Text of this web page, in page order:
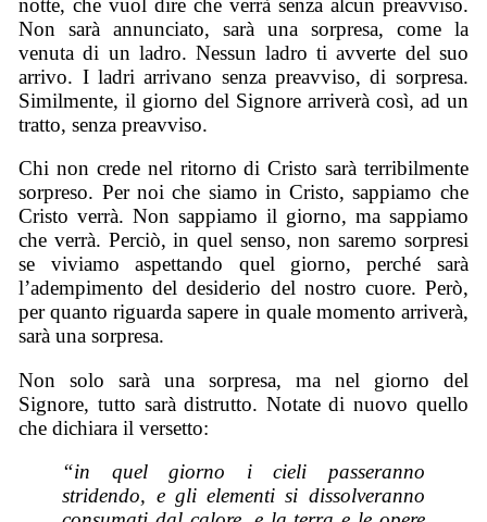
Non sarà annunciato, sarà una sorpresa, come la
venuta di un ladro. Nessun ladro ti avverte del suo
arrivo. I ladri arrivano senza preavviso, di sorpresa.
Similmente, il giorno del Signore arriverà così, ad un
tratto, senza preavviso.
Chi non crede nel ritorno di Cristo sarà terribilmente
sorpreso. Per noi che siamo in Cristo, sappiamo che
Cristo verrà. Non sappiamo il giorno, ma sappiamo
che verrà. Perciò, in quel senso, non saremo sorpresi
se viviamo aspettando quel giorno, perché sarà
l’adempimento del desiderio del nostro cuore. Però,
per quanto riguarda sapere in quale momento arriverà,
sarà una sorpresa.
Non solo sarà una sorpresa, ma nel giorno del
Signore, tutto sarà distrutto. Notate di nuovo quello
che dichiara il versetto:
“in quel giorno i cieli passeranno
stridendo, e gli elementi si dissolveranno